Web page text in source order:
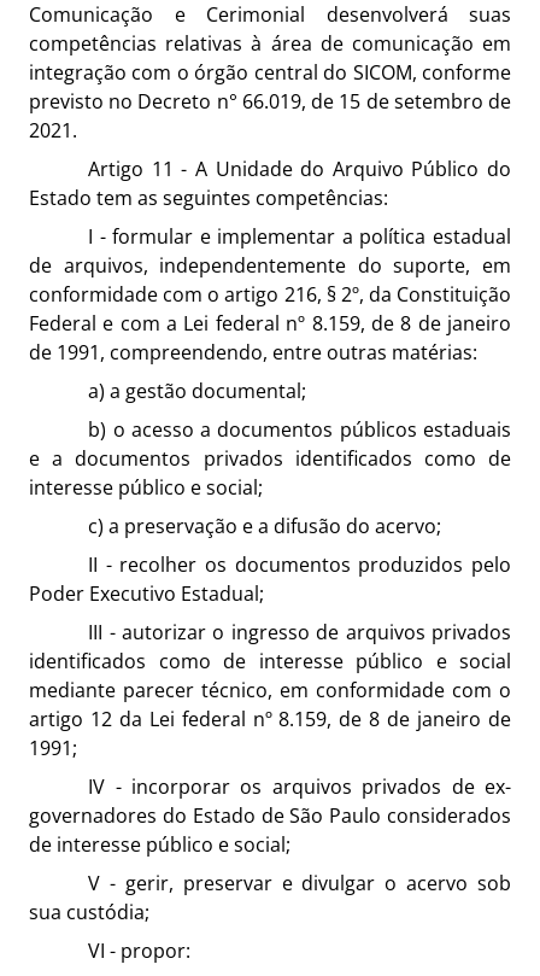
Comunicação e Cerimonial desenvolverá suas
competências relativas à área de comunicação em
integração com o órgão central do SICOM, conforme
previsto no Decreto n° 66.019, de 15 de setembro de
2021.
Artigo 11 - A Unidade do Arquivo Público do
Estado tem as seguintes competências:
I - formular e implementar a política estadual
de arquivos, independentemente do suporte, em
conformidade com o artigo 216, § 2º, da Constituição
Federal e com a Lei federal nº 8.159, de 8 de janeiro
de 1991, compreendendo, entre outras matérias:
a) a gestão documental;
b) o acesso a documentos públicos estaduais
e a documentos privados identificados como de
interesse público e social;
c) a preservação e a difusão do acervo;
II - recolher os documentos produzidos pelo
Poder Executivo Estadual;
III - autorizar o ingresso de arquivos privados
identificados como de interesse público e social
mediante parecer técnico, em conformidade com o
artigo 12 da Lei federal nº 8.159, de 8 de janeiro de
1991;
IV - incorporar os arquivos privados de ex-
governadores do Estado de São Paulo considerados
de interesse público e social;
V - gerir, preservar e divulgar o acervo sob
sua custódia;
VI - propor: